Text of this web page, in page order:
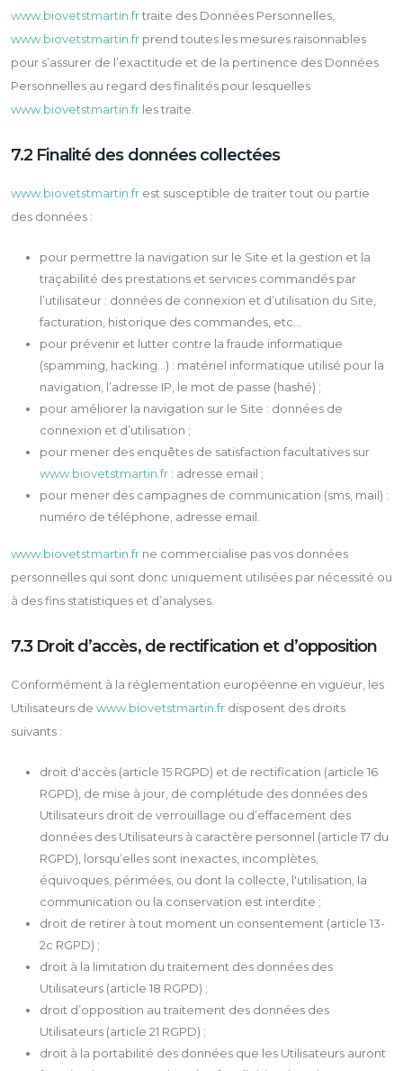
www.biovetstmartin.frtraite des Données Personnelles,
www.biovetstmartin.fr prend toutes les mesures raisonnables
pour s’assurer de l’exactitude et de la pertinence des Données
Personnelles au regard des finalités pour lesquelles
www.biovetstmartin.fr les traite.
7.2 Finalité des données collectées
www.biovetstmartin.fr est susceptible de traiter tout ou partie
des données :
pour permettre la navigation sur le Site et la gestion et la
traçabilité des prestations et services commandés par
l’utilisateur : données de connexion et d’utilisation du Site,
facturation, historique des commandes, etc...
pour prévenir et lutter contre la fraude informatique
(spamming, hacking…) : matériel informatique utilisé pour la
navigation, l’adresse IP, le mot de passe (hashé) ;
pour améliorer la navigation sur le Site : données de
connexion et d’utilisation ;
pour mener des enquêtes de satisfaction facultatives sur
www.biovetstmartin.fr : adresse email ;
pour mener des campagnes de communication (sms, mail) :
numéro de téléphone, adresse email.
www.biovetstmartin.fr ne commercialise pas vos données
personnelles qui sont donc uniquement utilisées par nécessité ou
à des fins statistiques et d’analyses.
7.3 Droit d’accès, de rectification et d’opposition
Conformément à la réglementation européenne en vigueur, les
Utilisateurs de www.biovetstmartin.fr disposent des droits
suivants :
droit d'accès (article 15 RGPD) et de rectification (article 16
RGPD), de mise à jour, de complétude des données des
Utilisateurs droit de verrouillage ou d’effacement des
données des Utilisateurs à caractère personnel (article 17 du
RGPD), lorsqu’elles sont inexactes, incomplètes,
équivoques, périmées, ou dont la collecte, l'utilisation, la
communication ou la conservation est interdite ;
droit de retirer à tout moment un consentement (article 13-
2c RGPD) ;
droit à la limitation du traitement des données des
Utilisateurs (article 18 RGPD) ;
droit d’opposition au traitement des données des
Utilisateurs (article 21 RGPD) ;
droit à la portabilité des données que les Utilisateurs auront